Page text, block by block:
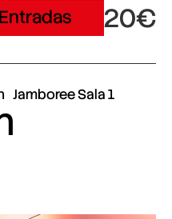
Entradas 20€
Jamboree Sala 1